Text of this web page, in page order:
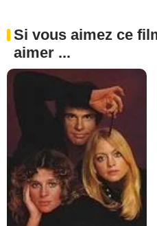
Si vous aimez ce
aimer ...